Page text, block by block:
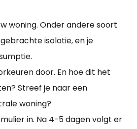
woning. Onder andere soort
isolatie, en je
door. En hoe dit het
Streef je naar een
woning?
in. Na 4-5 dagen volgt er